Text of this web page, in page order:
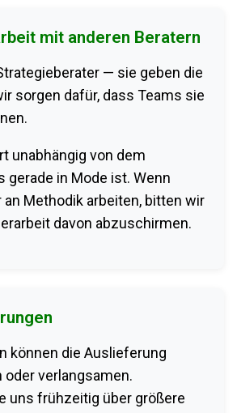
mit anderen Beratern
— sie geben die
sorgen dafür, dass Teams sie
unabhängig von dem
gerade in Mode ist. Wenn
an Methodik arbeiten, bitten wir
davon abzuschirmen.
können die Auslieferung
verlangsamen.
uns frühzeitig über größere